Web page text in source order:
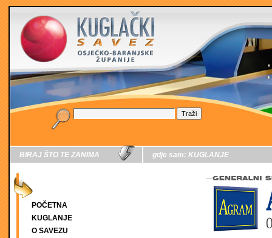
BIRAJ ŠTO TE ZANIMA
POČETNA
KUGLANJE
O SAVEZU
gdje sam: KUGLANJE